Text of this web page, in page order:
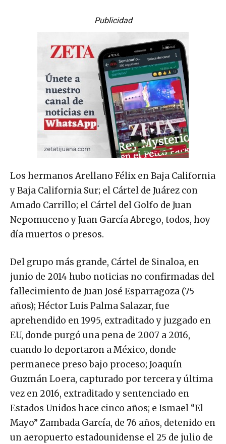
Publicidad
Los hermanos Arellano Félix en Baja California
y Baja California Sur; el Cártel de Juárez con
Amado Carrillo; el Cártel del Golfo de Juan
Nepomuceno y Juan García Abrego, todos, hoy
día muertos o presos.
Del grupo más grande, Cártel de Sinaloa, en
junio de 2014 hubo noticias no confirmadas del
fallecimiento de Juan José Esparragoza (75
años); Héctor Luis Palma Salazar, fue
aprehendido en 1995, extraditado y juzgado en
EU, donde purgó una pena de 2007 a 2016,
cuando lo deportaron a México, donde
permanece preso bajo proceso; Joaquín
Guzmán Loera, capturado por tercera y última
vez en 2016, extraditado y sentenciado en
Estados Unidos hace cinco años; e Ismael “El
Mayo” Zambada García, de 76 años, detenido en
un aeropuerto estadounidense el 25 de julio de